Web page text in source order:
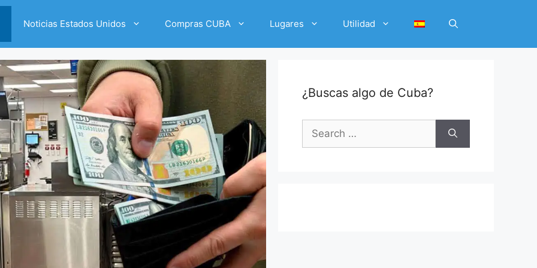
Noticias Estados Unidos Compras CUBA Lugares Utilidad
¿Buscas algo de Cuba?
Search
for: